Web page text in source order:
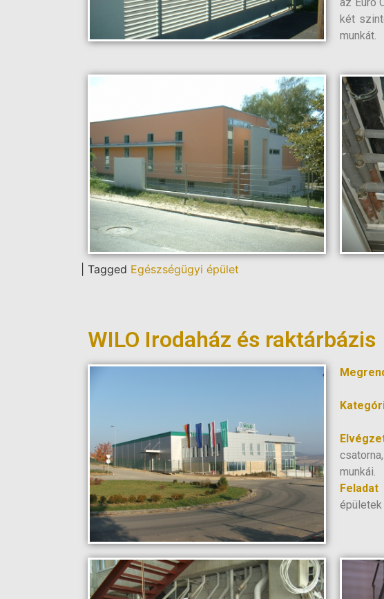
két
munkát.
Tagged Egészségügyi épület
WILO Irodaház és raktárbázis
munkái.
épületek